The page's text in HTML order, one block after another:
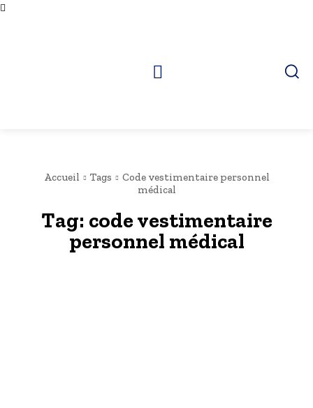
Accueil Tags
Code vestimentaire personnel
médical
Tag: code vestimentaire
personnel médical